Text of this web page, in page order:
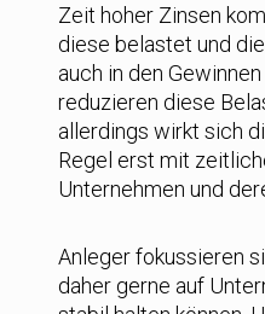
Zeit hoher Zinsen
diese belastet und
auch in den
reduzieren diese
allerdings wirkt sich
Regel erst mit
Unternehmen und
Anleger fokussieren
daher gerne auf